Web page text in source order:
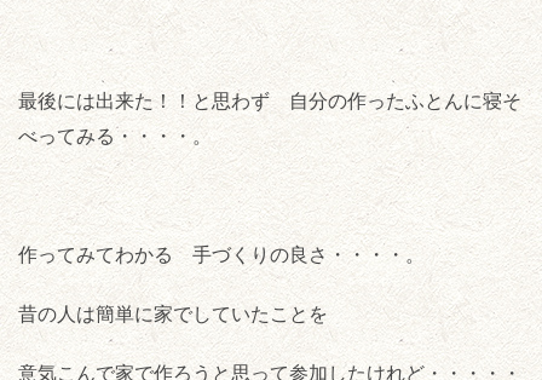
最後には出来た！！と思わず 自分の作ったふとんに寝そ
べってみる・・・・。
作ってみてわかる 手づくりの良さ・・・・。
昔の人は簡単に家でしていたことを
意気こんで家で作ろうと思って参加したけれど・・・・・